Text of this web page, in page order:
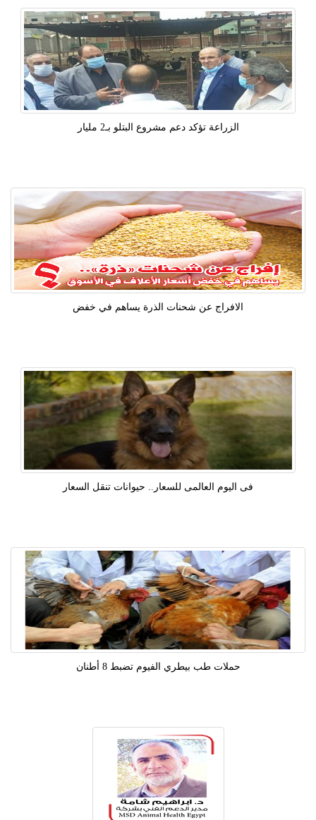
الزراعة تؤكد دعم مشروع البتلو بـ2 مليار
الافراج عن شحنات الذرة يساهم في خفض
فى اليوم العالمى للسعار.. حيوانات تنقل السعار
حملات طب بيطري الفيوم تضبط 8 أطنان